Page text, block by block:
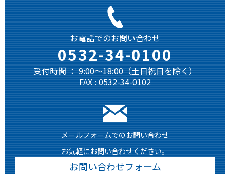
お電話でのお問い合わせ
0532-34-0100
受付時間 ： 9:00～18:00（土日祝日を除く）
FAX : 0532-34-0102
メールフォームでのお問い合わせ
お気軽にお問い合わせください。
お問い合わせフォーム